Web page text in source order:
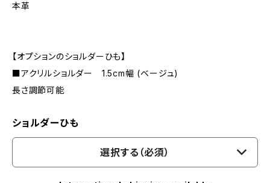
本革
【オプションのショルダーひも】
■アクリルショルダー 1.5cm幅 (ベージュ)
長さ調節可能
ショルダーひも
選択する（必須）